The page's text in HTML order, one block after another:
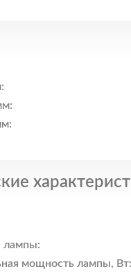
лампы:
мощность лампы, Вт: